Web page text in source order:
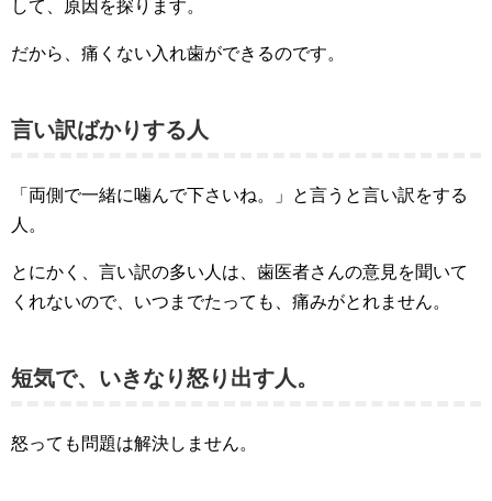
して、原因を探ります。
だから、痛くない入れ歯ができるのです。
言い訳ばかりする人
「両側で一緒に噛んで下さいね。」と言うと言い訳をする
人。
とにかく、言い訳の多い人は、歯医者さんの意見を聞いて
くれないので、いつまでたっても、痛みがとれません。
短気で、いきなり怒り出す人。
怒っても問題は解決しません。